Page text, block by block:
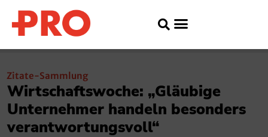
Zitate-Sammlung
Wirtschaftswoche: „Gläubige
Unternehmer handeln besonders
verantwortungsvoll“